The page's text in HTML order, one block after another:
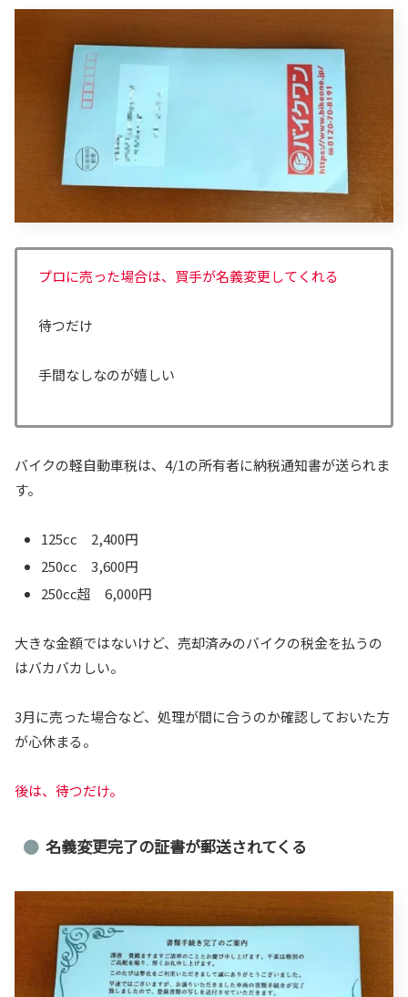
プロに売った場合は、買手が名義変更してくれる
待つだけ
手間なしなのが嬉しい
バイクの軽自動車税は、4/1の所有者に納税通知書が送られま
す。
125cc 2,400円
250cc 3,600円
250cc超 6,000円
大きな金額ではないけど、売却済みのバイクの税金を払うの
はバカバカしい。
3月に売った場合など、処理が間に合うのか確認しておいた方
が心休まる。
後は、待つだけ。
名義変更完了の証書が郵送されてくる